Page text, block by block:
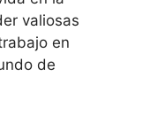
valiosas
en
de